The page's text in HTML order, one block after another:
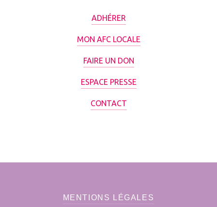
ADHÉRER
MON AFC LOCALE
FAIRE UN DON
ESPACE PRESSE
CONTACT
MENTIONS LÉGALES